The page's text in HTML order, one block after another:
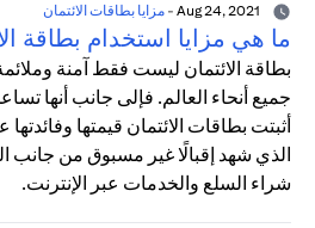
- مزايا بطاقات الائتمان
ما هي مزايا استخدام بطاقة
بطاقة الائتمان ليست فقط آمنة
جميع أنحاء العالم. فإلى جانب أنها
أثبتت بطاقات الائتمان قيمتها
الذي شهد إقبالًا غير مسبوق من جانب
شراء السلع والخدمات عبر الإنترنت.